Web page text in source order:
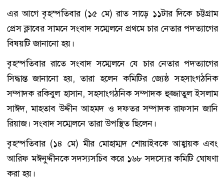
এর আগে বৃহস্পতিবার (১৫ মে) রাত সাড়ে ১১টার দিকে চট্টগ্রাম
প্রেস ক্লাবের সামনে সংবাদ সম্মেলনে প্রথমে চার নেতার পদত্যাগের
বিষয়টি জানানো হয়।
বৃহস্পতিবার রাতে সংবাদ সম্মেলনে যে চার নেতার পদত্যাগের
সিদ্ধান্ত জানানো হয়, তারা হলেন কমিটির জ্যেষ্ঠ সহসাংগঠনিক
সম্পাদক রকিবুল হাসান, সহসাংগঠনিক সম্পাদক হুজ্জাতুল ইসলাম
সাঈদ, মাহতাব উদ্দীন আহমদ ও দফতর সম্পাদক রাফসান জানি
রিয়াজ। সংবাদ সম্মেলনে তারা উপস্থিত ছিলেন।
বৃহস্পতিবার (১৪ মে) মীর মোহাম্মদ শোয়াইবকে আহ্বায়ক এবং
আরিফ মঈনুদ্দীনকে সদস্যসচিব করে ১৬৮ সদস্যের কমিটি ঘোষণা
করা হয়।